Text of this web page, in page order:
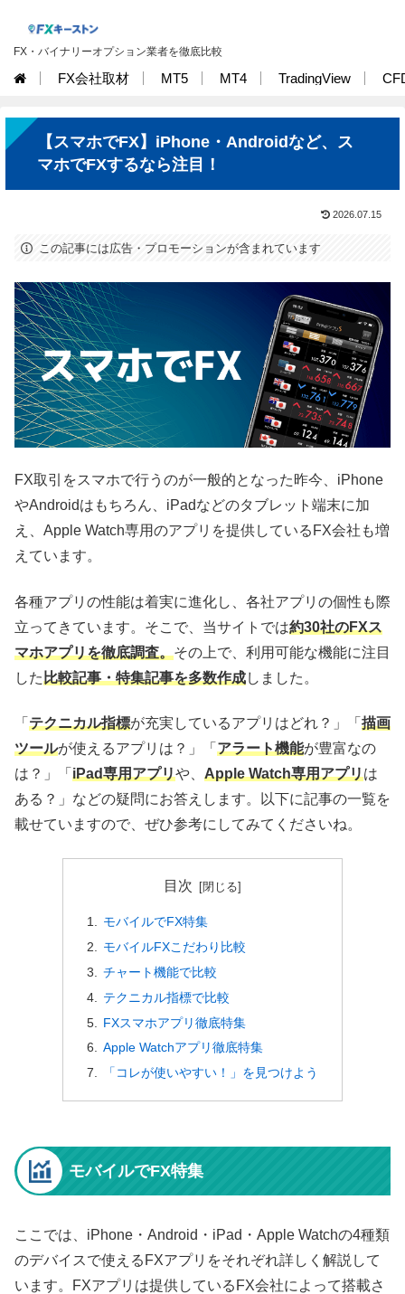
FX・バイナリーオプション業者を徹底比較
FX会社取材 MT5 MT4 TradingView
【スマホでFX】iPhone・Androidなど、ス
マホでFXするなら注目！
2026.07.15
この記事には広告・プロモーションが含まれています
FX取引をスマホで行うのが一般的となった昨今、iPhone
やAndroidはもちろん、iPadなどのタブレット端末に加
え、Apple Watch専用のアプリを提供しているFX会社も増
えています。
各種アプリの性能は着実に進化し、各社アプリの個性も際
立ってきています。そこで、当サイトでは約30社のFXス
マホアプリを徹底調査。その上で、利用可能な機能に注目
した比較記事・特集記事を多数作成しました。
「 テクニカル指標が充実しているアプリはどれ？」「 描画
ツールが使えるアプリは？」「 アラート機能が豊富なの
は？」「 iPad専用アプリや、 Apple Watch専用アプリは
ある？」などの疑問にお答えします。以下に記事の一覧を
載せていますので、ぜひ参考にしてみてくださいね。
目次
モバイルでFX特集
モバイルFXこだわり比較
チャート機能で比較
テクニカル指標で比較
FXスマホアプリ徹底特集
Apple Watchアプリ徹底特集
「コレが使いやすい！」を見つけよう
モバイルでFX特集
ここでは、iPhone・Android・iPad・Apple Watchの4種類
のデバイスで使えるFXアプリをそれぞれ詳しく解説して
います。FXアプリは提供しているFX会社によって搭載さ